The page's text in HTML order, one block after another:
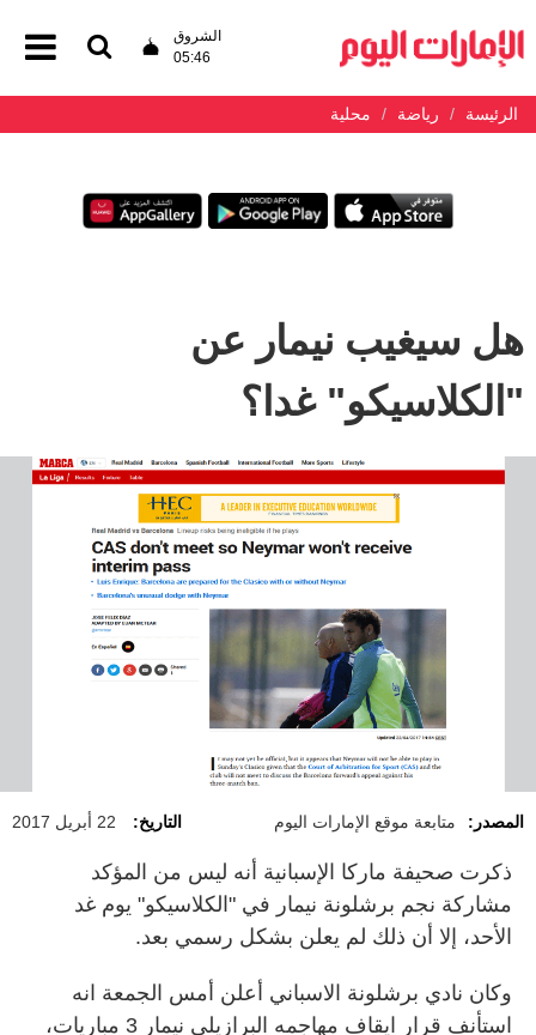
الشروق
05:46
الرئيسة رياضة محلية
هل سيغيب نيمار عن
"الكلاسيكو" غدا؟
المصدر: متابعة موقع الإمارات اليوم التاريخ: 22 أبريل 2017
ذكرت صحيفة ماركا الإسبانية أنه ليس من المؤكد
مشاركة نجم برشلونة نيمار في "الكلاسيكو" يوم غد
الأحد، إلا أن ذلك لم يعلن بشكل رسمي بعد.
وكان نادي برشلونة الاسباني أعلن أمس الجمعة انه
استأنف قرار ايقاف مهاجمه البرازيلي نيمار 3 مباريات،